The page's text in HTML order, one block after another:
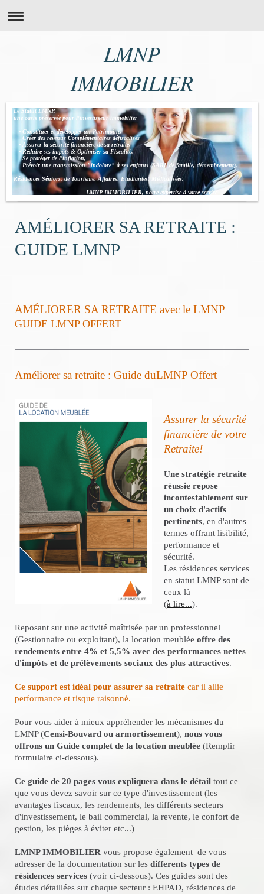
LMNP
IMMOBILIER
Le Statut LMNP,
une oasis préservée pour l'investisseur immobilier
- Constituer et développer un Patrimoine,
- Créer des revenus Complémentaires défiscalisés
- Assurer la sécurité financière de sa retraite,
- Réduire ses impôts & Optimiser sa Fiscalité,
- Se protéger de l'inflation,
- Prévoir une transmission "indolore" à ses enfants (SARL de famille, démembrement),
Résidences Séniors, de Tourisme, Affaires, Etudiantes, Médicalisées.
LMNP IMMOBILIER, notre expertise à votre service
AMÉLIORER SA RETRAITE :
GUIDE LMNP
AMÉLIORER SA RETRAITE avec le LMNP
GUIDE LMNP OFFERT
Améliorer sa retraite : Guide duLMNP Offert
Assurer la sécurité
financière de votre
Retraite!
Une stratégie retraite
réussie repose
incontestablement sur
un choix d'actifs
pertinents, en d'autres
termes offrant lisibilité,
performance et
sécurité.
Les résidences services
en statut LMNP sont de
ceux là
(à lire...).
Reposant sur une activité maîtrisée par un professionnel
(Gestionnaire ou exploitant), la location meublée offre des
rendements entre 4% et 5,5% avec des performances nettes
d'impôts et de prélèvements sociaux des plus attractives.
Ce support est idéal pour assurer sa retraite car il allie
performance et risque raisonné.
Pour vous aider à mieux appréhender les mécanismes du
LMNP (Censi-Bouvard ou armortissement), nous vous
offrons un Guide complet de la location meublée (Remplir
formulaire ci-dessous).
Ce guide de 20 pages vous expliquera dans le détail tout ce
que vous devez savoir sur ce type d'investissement (les
avantages fiscaux, les rendements, les différents secteurs
d'investissement, le bail commercial, la revente, le confort de
gestion, les pièges à éviter etc...)
LMNP IMMOBILIER vous propose également de vous
adresser de la documentation sur les differents types de
résidences services (voir ci-dessous). Ces guides sont des
études détaillées sur chaque secteur : EHPAD, résidences de